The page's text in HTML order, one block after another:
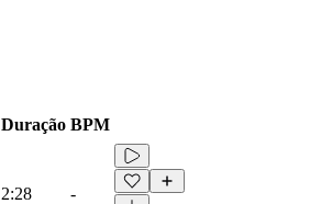
Duração BPM
2:28 -